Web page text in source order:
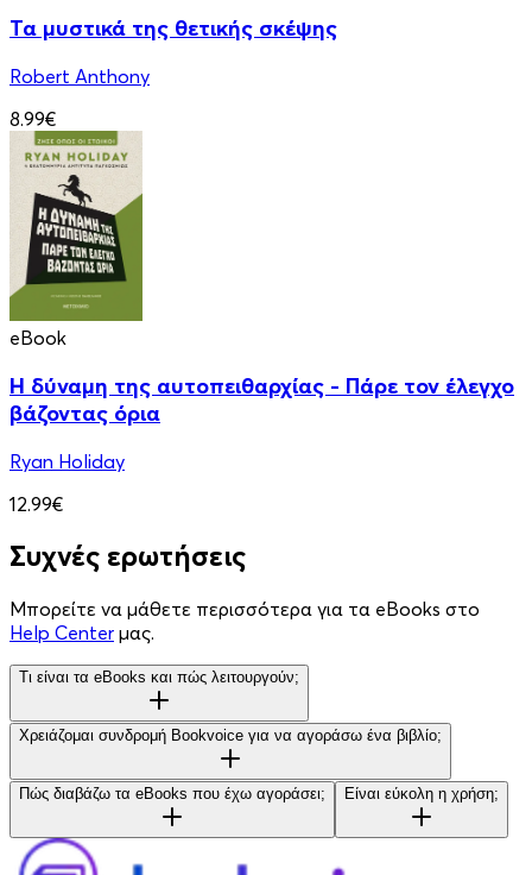
Τα μυστικά της θετικής σκέψης
Robert Anthony
8.99€
eBook
Η δύναμη της αυτοπειθαρχίας - Πάρε τον έλεγχο
βάζοντας όρια
Ryan Holiday
12.99€
Συχνές ερωτήσεις
Μπορείτε να μάθετε περισσότερα για τα eBooks στο
Help Center μας.
Τι είναι τα eBooks και πώς λειτουργούν;
Χρειάζομαι συνδρομή Bookvoice για να αγοράσω ένα βιβλίο;
Πώς διαβάζω τα eBooks που έχω αγοράσει; Είναι εύκολη η χρήση;